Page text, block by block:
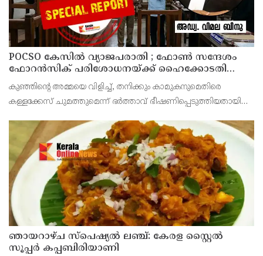
POCSO കേസിൽ വ്യാജപരാതി ; ഫോൺ സന്ദേശം
ഫോറൻസിക് പരിശോധനയ്ക്ക് ഹൈക്കോടതി
നിർദേശം; പ്രതിയെ വെറുതെവിട്ട് ആലുവ ഫാസ്റ്റ്
ട്രാക്ക് കോടതി
കുഞ്ഞിന്റെ അമ്മയെ വിളിച്ച്, തനിക്കും കാമുകനുമെതിരെ
കള്ളക്കേസ് ചുമത്തുമെന്ന് ഭർത്താവ് ഭീഷണിപ്പെടുത്തിയതായി
പരിശോധിച്ച് റിപ്പോർട്ട് കോടതിയിൽ സമർപ്പിക്കണമെന്
ഞായറാഴ്ച സ്പെഷ്യൽ ലഞ്ച്: കേരള സ്റ്റൈൽ
സൂപ്പർ കപ്പബിരിയാണി